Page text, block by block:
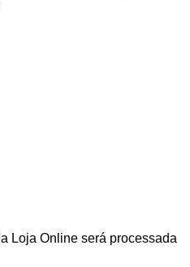
Loja Online será processada